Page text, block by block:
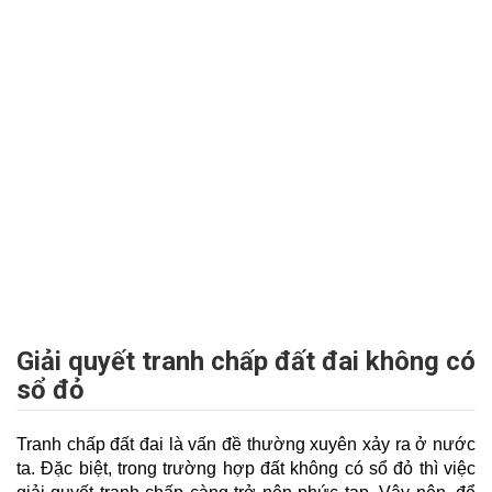
Giải quyết tranh chấp đất đai không có
sổ đỏ
Tranh chấp đất đai là vấn đề thường xuyên xảy ra ở nước
ta. Đặc biệt, trong trường hợp đất không có sổ đỏ thì việc